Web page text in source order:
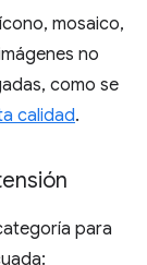
mosaico,
no
como se
calidad.
para